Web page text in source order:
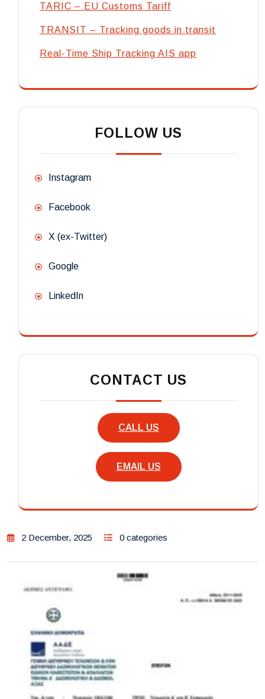
TARIC – EU Customs Tariff
TRANSIT – Tracking goods in transit
Real-Time Ship Tracking AIS app
FOLLOW US
Instagram
Facebook
X (ex-Twitter)
Google
LinkedIn
CONTACT US
CALL US
EMAIL US
2 December, 2025 0 categories